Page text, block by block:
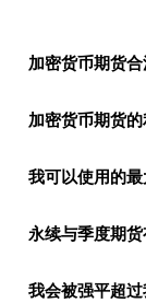
加密货币期货合
加密货币期货
我可以使用的
永续与季度期货
我会被强平超